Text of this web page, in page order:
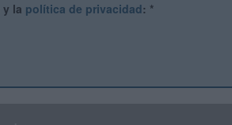
y la política de privacidad: *